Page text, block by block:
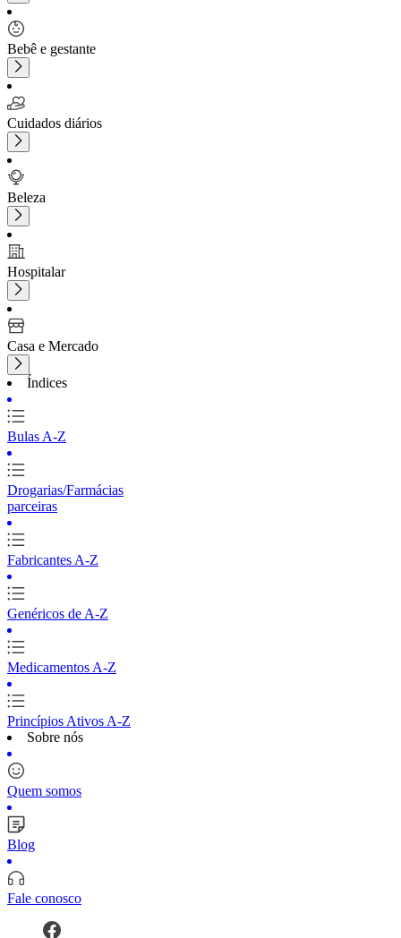
Bebê e gestante
Cuidados diários
Beleza
Hospitalar
Casa e Mercado
Índices
Bulas A-Z
Drogarias/Farmácias
parceiras
Fabricantes A-Z
Genéricos de A-Z
Medicamentos A-Z
Princípios Ativos A-Z
Sobre nós
Quem somos
Blog
Fale conosco